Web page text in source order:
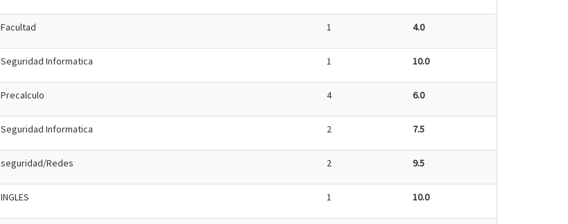
Facultad 1 4.0
Seguridad Informatica 1 10.0
Precalculo 4 6.0
Seguridad Informatica 2 7.5
seguridad/Redes 2 9.5
INGLES 1 10.0